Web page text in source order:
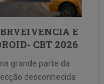
E
CBT 2026
grande parte da
desconhecida